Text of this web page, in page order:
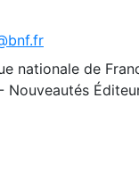
nationale de
Nouveautés